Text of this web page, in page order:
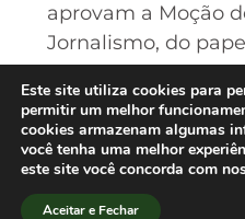
aprovam a Moção
Jornalismo, do
deste nos sistemas
liberdade de
São Paulo (SP), 9
Associados da
de Pesquisadores
Este site utiliza cookies para
permitir um melhor
cookies armazenam algumas
você tenha uma melhor
este site você concorda com
Aceitar e Fechar